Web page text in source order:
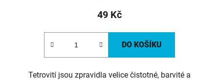
49 Kč
DO KOŠÍKU
Tetrovití jsou zpravidla velice čistotné, barvité a